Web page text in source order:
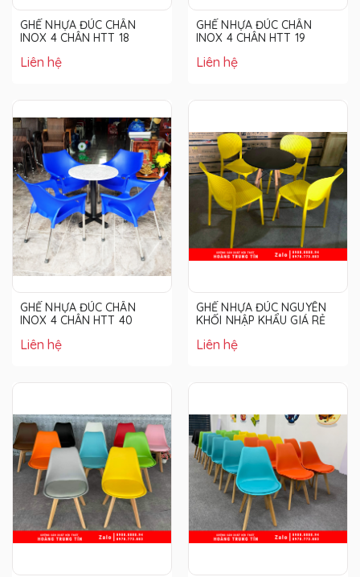
GHẾ NHỰA ĐÚC CHÂN
INOX 4 CHÂN HTT 18
Liên hệ
GHẾ NHỰA ĐÚC CHÂN
INOX 4 CHÂN HTT 19
Liên hệ
GHẾ NHỰA ĐÚC CHÂN
INOX 4 CHÂN HTT 40
Liên hệ
GHẾ NHỰA ĐÚC NGUYÊN
KHỐI NHẬP KHẨU GIÁ RẺ
Liên hệ